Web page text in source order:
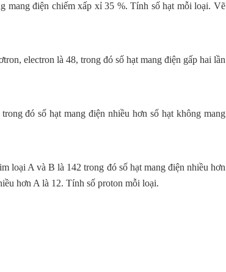
mang điện chiếm xấp xỉ 35 %. Tính số hạt mỗi loại. Vẽ
electron là 48, trong đó số hạt mang điện gấp hai lần
đó số hạt mang điện nhiều hơn số hạt không mang
loại A và B là 142 trong đó số hạt mang điện nhiều hơn
hơn A là 12. Tính số proton mỗi loại.